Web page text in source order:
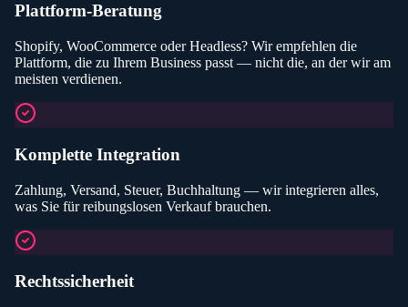
Plattform-Beratung
Shopify, WooCommerce oder Headless? Wir empfehlen die
Plattform, die zu Ihrem Business passt — nicht die, an der wir am
meisten verdienen.
Komplette Integration
Zahlung, Versand, Steuer, Buchhaltung — wir integrieren alles,
was Sie für reibungslosen Verkauf brauchen.
Rechtssicherheit